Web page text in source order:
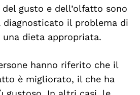
gusto e dell’olfatto sono
il problema di
dieta appropriata.
hanno riferito che il
è migliorato, il che ha